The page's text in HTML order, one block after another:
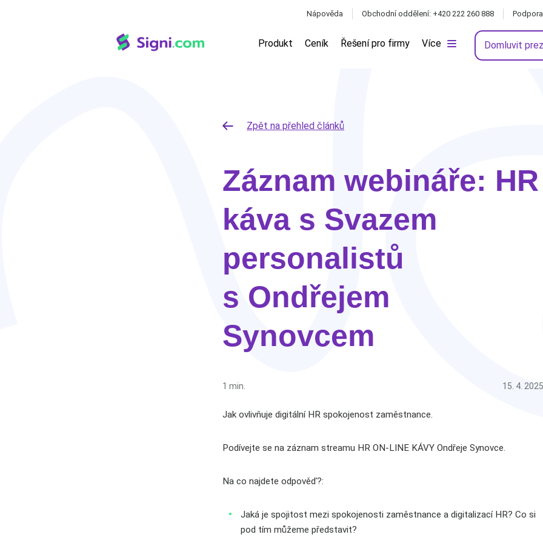
Produkt Ceník Řešení pro firmy Více Domluvit
Nápověda Obchodní oddělení: +420 222 260 888
Zpět na přehled článků
Záznam webináře: HR
káva s Svazem
personalistů
s Ondřejem
Synovcem
1 min. 15. 4. 2025
Jak ovlivňuje digitální HR spokojenost zaměstnance.
Podívejte se na záznam streamu HR ON-LINE KÁVY Ondřeje Synovce.
Na co najdete odpověď?:
Jaká je spojitost mezi spokojenosti zaměstnance a digitalizací HR? Co si
pod tím můžeme představit?